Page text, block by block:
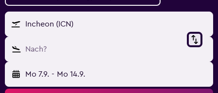
Incheon (ICN)
Nach?
Mo 7.9. - Mo 14.9.